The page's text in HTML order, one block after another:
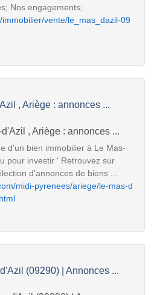
Nos engagements;
vente/le_mas_dazil-09
, Ariège : annonces ...
d'un bien immobilier à Le Mas-
pour investir ' Retrouvez sur
d'annonces de biens ...
midi-pyrenees/ariege/le-mas-d
(09290) | Annonces ...